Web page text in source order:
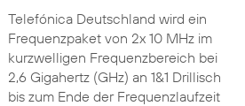
Telefónica Deutschland wird ein
Frequenzpaket von 2x 10 MHz im
kurzwelligen Frequenzbereich bei
2,6 Gigahertz (GHz) an 1&1 Drillisch
bis zum Ende der Frequenzlaufzeit